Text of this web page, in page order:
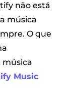
não está
música
O que
Music